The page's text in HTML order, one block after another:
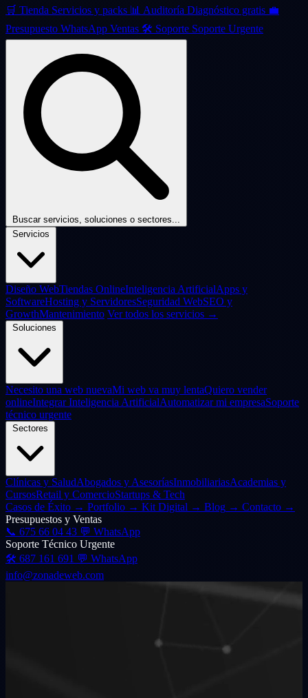
🛒 Tienda Servicios y packs 📊 Auditoría Diagnóstico gratis 💼
Presupuesto WhatsApp Ventas 🛠️ Soporte Soporte Urgente
Buscar servicios, soluciones o sectores...
Servicios
Diseño WebTiendas OnlineInteligencia ArtificialApps y
SoftwareHosting y ServidoresSeguridad WebSEO y
GrowthMantenimiento Ver todos los servicios →
Soluciones
Necesito una web nuevaMi web va muy lentaQuiero vender
onlineIntegrar Inteligencia ArtificialAutomatizar mi empresaSoporte
técnico urgente
Sectores
Clínicas y SaludAbogados y AsesoríasInmobiliariasAcademias y
CursosRetail y ComercioStartups & Tech
Casos de Éxito → Portfolio → Kit Digital → Blog → Contacto →
Presupuestos y Ventas
📞 675 66 04 43 💬 WhatsApp
Soporte Técnico Urgente
🛠️ 687 161 691 💬 WhatsApp
info@zonadeweb.com